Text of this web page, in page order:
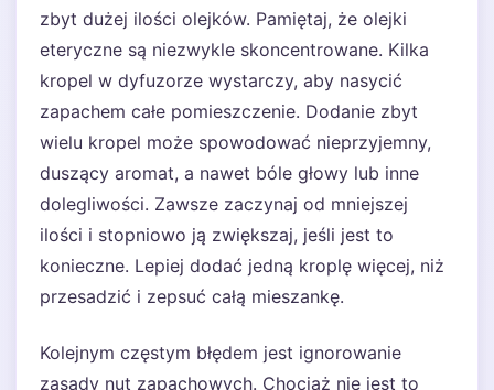
zbyt dużej ilości olejków. Pamiętaj, że olejki
eteryczne są niezwykle skoncentrowane. Kilka
kropel w dyfuzorze wystarczy, aby nasycić
zapachem całe pomieszczenie. Dodanie zbyt
wielu kropel może spowodować nieprzyjemny,
duszący aromat, a nawet bóle głowy lub inne
dolegliwości. Zawsze zaczynaj od mniejszej
ilości i stopniowo ją zwiększaj, jeśli jest to
konieczne. Lepiej dodać jedną kroplę więcej, niż
przesadzić i zepsuć całą mieszankę.
Kolejnym częstym błędem jest ignorowanie
zasady nut zapachowych. Chociaż nie jest to